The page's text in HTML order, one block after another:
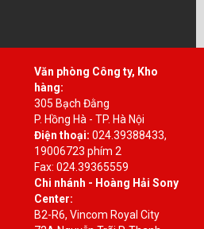
Văn phòng Công ty, Kho
hàng:
305 Bạch Đằng
P. Hồng Hà - TP. Hà Nội
Điện thoại: 024.39388433,
19006723 phím 2
Fax: 024.39365559
Chi nhánh - Hoàng Hải Sony
Center:
B2-R6, Vincom Royal City